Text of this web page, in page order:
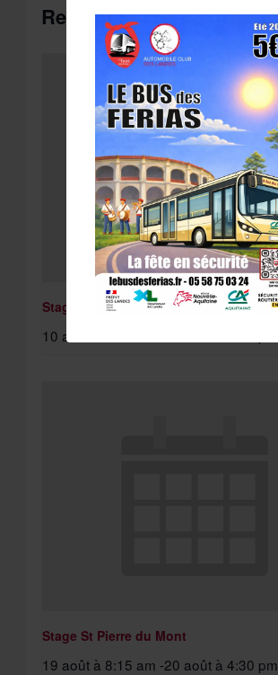
Related Évènements
Stage St Paul Lès Dax
10 août à 8:15 am
Stage St Pierre du Mont
19 août à 8:15 am -20 août à 4:30 pm